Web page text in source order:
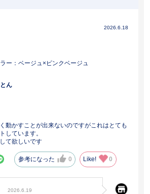
2026.6.18
ー：ベージュ×ピンクベージュ
ん
動かすことが出来ないのですがこれはとても
しています。
て欲しいです
参考になった 0 Like! 0
2026.6.19